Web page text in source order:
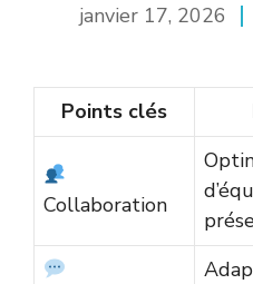
janvier 17, 2026
Points clés
Collaboration